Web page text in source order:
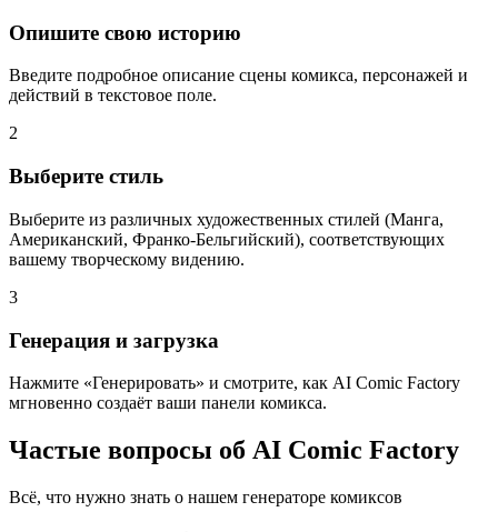
Опишите свою историю
Введите подробное описание сцены комикса, персонажей и
действий в текстовое поле.
2
Выберите стиль
Выберите из различных художественных стилей (Манга,
Американский, Франко-Бельгийский), соответствующих
вашему творческому видению.
3
Генерация и загрузка
Нажмите «Генерировать» и смотрите, как AI Comic Factory
мгновенно создаёт ваши панели комикса.
Частые вопросы об AI Comic Factory
Всё, что нужно знать о нашем генераторе комиксов